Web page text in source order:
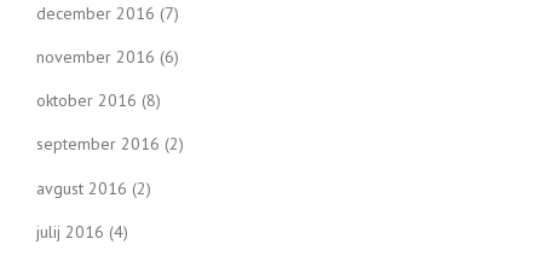
december 2016 (7)
november 2016 (6)
oktober 2016 (8)
september 2016 (2)
avgust 2016 (2)
julij 2016 (4)